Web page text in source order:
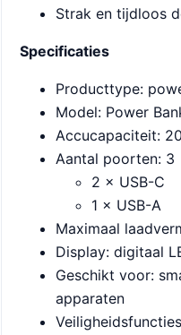
Strak en tijdloos
Specificaties
Producttype:
Model: Power
Accucapaciteit:
Aantal poorten: 3
2 × USB-C
1 × USB-A
Maximaal
Display: digitaal
Geschikt voor:
apparaten